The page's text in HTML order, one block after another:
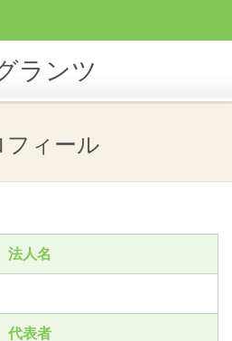
ランツ
フィール
法人名
代表者